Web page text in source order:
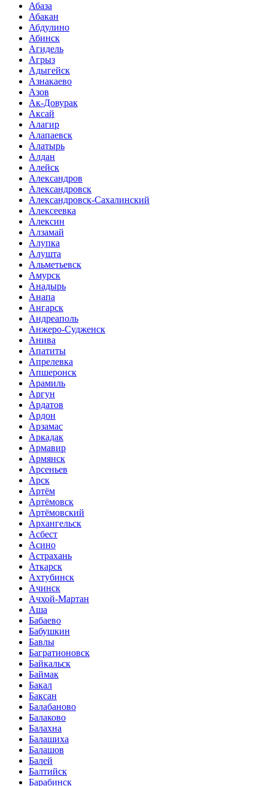
Абаза
Абакан
Абдулино
Абинск
Агидель
Агрыз
Адыгейск
Азнакаево
Азов
Ак-Довурак
Аксай
Алагир
Алапаевск
Алатырь
Алдан
Алейск
Александров
Александровск
Александровск-Сахалинский
Алексеевка
Алексин
Алзамай
Алупка
Алушта
Альметьевск
Амурск
Анадырь
Анапа
Ангарск
Андреаполь
Анжеро-Судженск
Анива
Апатиты
Апрелевка
Апшеронск
Арамиль
Аргун
Ардатов
Ардон
Арзамас
Аркадак
Армавир
Армянск
Арсеньев
Арск
Артём
Артёмовск
Артёмовский
Архангельск
Асбест
Асино
Астрахань
Аткарск
Ахтубинск
Ачинск
Ачхой-Мартан
Аша
Бабаево
Бабушкин
Бавлы
Багратионовск
Байкальск
Баймак
Бакал
Баксан
Балабаново
Балаково
Балахна
Балашиха
Балашов
Балей
Балтийск
Барабинск